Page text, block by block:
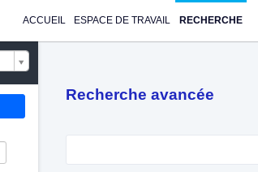
ACCUEIL ESPACE DE TRAVAIL RECHERCHE
Recherche avancée